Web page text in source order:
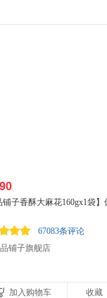
铺子香酥大麻花160gx1袋】
67083条评论
铺子旗舰店
加入购物车 收藏